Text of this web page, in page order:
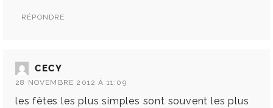
RÉPONDRE
CECY
28 NOVEMBRE 2012 À 11:09
les fêtes les plus simples sont souvent les plus